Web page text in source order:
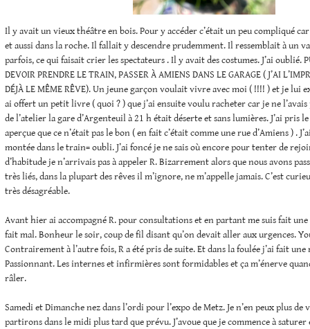
Il y avait un vieux théâtre en bois. Pour y accéder c’était un peu compliqué
et aussi dans la roche. Il fallait y descendre prudemment. Il ressemblait à un
parfois, ce qui faisait crier les spectateurs . Il y avait des costumes. J’ai oublié.
DEVOIR PRENDRE LE TRAIN, PASSER À AMIENS DANS LE GARAGE ( J’AI
DÉJÀ LE MÊME RÊVE). Un jeune garçon voulait vivre avec moi ( !!!! ) et je lui
ai offert un petit livre ( quoi ? ) que j’ai ensuite voulu racheter car je ne
de l’atelier la gare d’Argenteuil à 21 h était déserte et sans lumières. J’ai pris
aperçue que ce n’était pas le bon ( en fait c’était comme une rue d’Amiens ) .
montée dans le train= oubli. J’ai foncé je ne sais où encore pour tenter de
d’habitude je n’arrivais pas à appeler R. Bizarrement alors que nous avons
très liés, dans la plupart des rêves il m’ignore, ne m’appelle jamais. C’est
très désagréable.
Avant hier ai accompagné R. pour consultations et en partant me suis fait une
fait mal. Bonheur le soir, coup de fil disant qu’on devait aller aux urgences.
Contrairement à l’autre fois, R a été pris de suite. Et dans la foulée j’ai fait une
Passionnant. Les internes et infirmières sont formidables et ça m’énerve
râler.
Samedi et Dimanche nez dans l’ordi pour l’expo de Metz. Je n’en peux plus
partirons dans le midi plus tard que prévu. J’avoue que je commence à saturer